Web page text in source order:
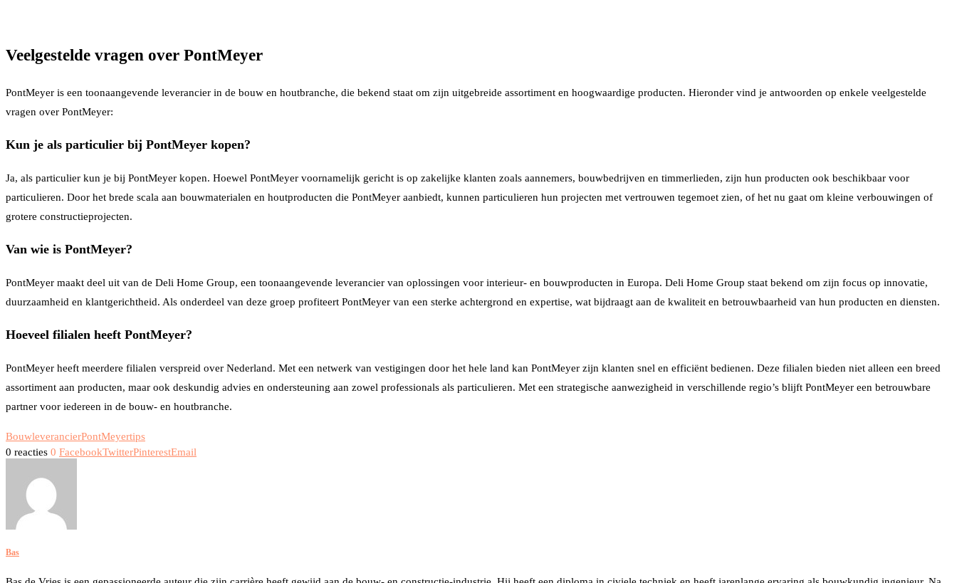
Veelgestelde vragen over PontMeyer
PontMeyer is een toonaangevende leverancier in de bouw en houtbranche, die bekend staat om zijn uitgebreide assortiment en hoogwaardige producten. Hieronder vind je antwoorden op enkele veelgestelde
vragen over PontMeyer:
Kun je als particulier bij PontMeyer kopen?
Ja, als particulier kun je bij PontMeyer kopen. Hoewel PontMeyer voornamelijk gericht is op zakelijke klanten zoals aannemers, bouwbedrijven en timmerlieden, zijn hun producten ook beschikbaar voor
particulieren. Door het brede scala aan bouwmaterialen en houtproducten die PontMeyer aanbiedt, kunnen particulieren hun projecten met vertrouwen tegemoet zien, of het nu gaat om kleine verbouwingen of
grotere constructieprojecten.
Van wie is PontMeyer?
PontMeyer maakt deel uit van de Deli Home Group, een toonaangevende leverancier van oplossingen voor interieur- en bouwproducten in Europa. Deli Home Group staat bekend om zijn focus op innovatie,
duurzaamheid en klantgerichtheid. Als onderdeel van deze groep profiteert PontMeyer van een sterke achtergrond en expertise, wat bijdraagt aan de kwaliteit en betrouwbaarheid van hun producten en diensten.
Hoeveel filialen heeft PontMeyer?
PontMeyer heeft meerdere filialen verspreid over Nederland. Met een netwerk van vestigingen door het hele land kan PontMeyer zijn klanten snel en efficiënt bedienen. Deze filialen bieden niet alleen een breed
assortiment aan producten, maar ook deskundig advies en ondersteuning aan zowel professionals als particulieren. Met een strategische aanwezigheid in verschillende regio’s blijft PontMeyer een betrouwbare
partner voor iedereen in de bouw- en houtbranche.
BouwleverancierPontMeyertips
0 reacties 0 FacebookTwitterPinterestEmail
Bas